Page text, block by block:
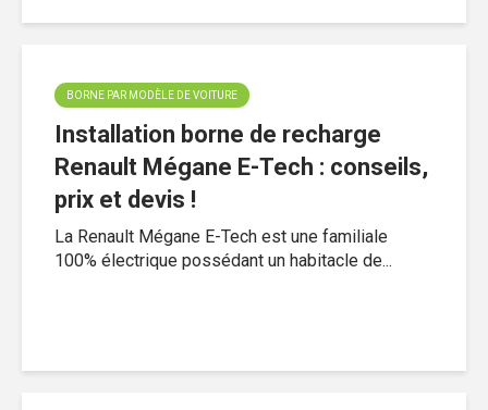
BORNE PAR MODÈLE DE VOITURE
Installation borne de recharge
Renault Mégane E-Tech : conseils,
prix et devis !
La Renault Mégane E-Tech est une familiale
100% électrique possédant un habitacle de...